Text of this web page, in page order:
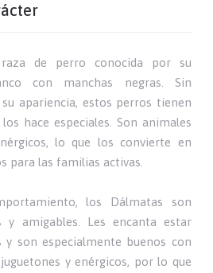
de perro conocida por su
con manchas negras. Sin
apariencia, estos perros tienen
hace especiales. Son animales
lo que los convierte en
para las familias activas.
los Dálmatas son
y amigables. Les encanta estar
y son especialmente buenos con
y enérgicos, por lo que